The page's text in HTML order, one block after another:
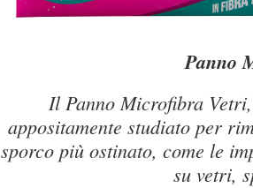
Panno
Il Panno Microfibra
appositamente studiato per
sporco più ostinato, come le
su vetri,